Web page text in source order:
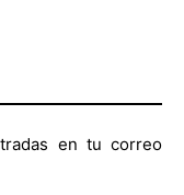
en tu correo